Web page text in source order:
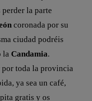
la parte
coronada por su
ciudad podréis
la Candamia.
toda la provincia
ya sea un café,
gratis y os